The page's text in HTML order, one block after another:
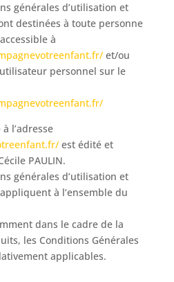
générales d’utilisation et
destinées à toute personne
à
et/ou
personnel sur le
l’adresse
est édité et
PAULIN.
générales d’utilisation et
à l’ensemble du
dans le cadre de la
les Conditions Générales
applicables.